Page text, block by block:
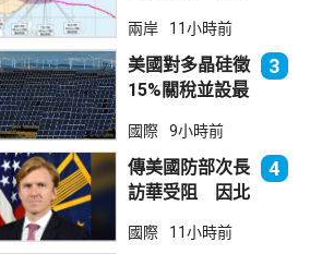
兩岸 11小時前
美國對多晶硅徵
15%關稅並設最
克：中國無法再
傾銷
3
國際 9小時前
傳美國防部次長
訪華受阻 因北
售
4
國際 11小時前